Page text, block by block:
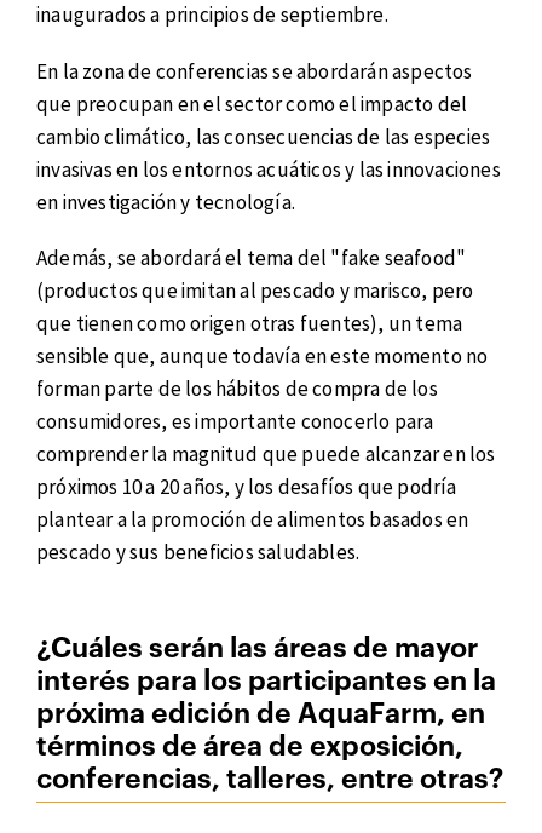
inaugurados a principios de septiembre.
En la zona de conferencias se abordarán aspectos
que preocupan en el sector como el impacto del
cambio climático, las consecuencias de las especies
invasivas en los entornos acuáticos y las innovaciones
en investigación y tecnología.
Además, se abordará el tema del "fake seafood"
(productos que imitan al pescado y marisco, pero
que tienen como origen otras fuentes), un tema
sensible que, aunque todavía en este momento no
forman parte de los hábitos de compra de los
consumidores, es importante conocerlo para
comprender la magnitud que puede alcanzar en los
próximos 10 a 20 años, y los desafíos que podría
plantear a la promoción de alimentos basados en
pescado y sus beneficios saludables.
¿Cuáles serán las áreas de mayor
interés para los participantes en la
próxima edición de AquaFarm, en
términos de área de exposición,
conferencias, talleres, entre otras?